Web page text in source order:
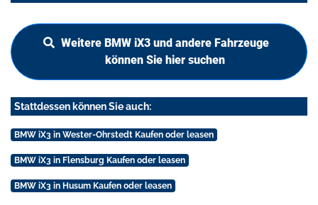
Weitere BMW iX3 und andere Fahrzeuge
können Sie hier suchen
Stattdessen können Sie auch:
BMW iX3 in Wester-Ohrstedt Kaufen oder leasen
BMW iX3 in Flensburg Kaufen oder leasen
BMW iX3 in Husum Kaufen oder leasen